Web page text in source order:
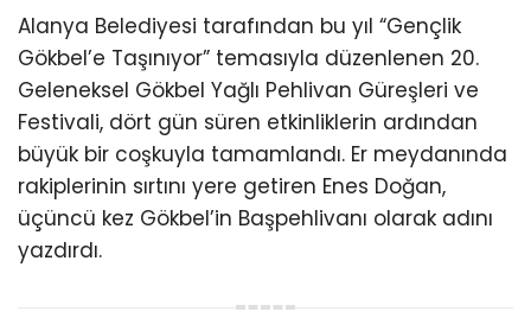
Giriş: 04-08-2026 16:44
Güncelleme: 04-08-2026 16:45
Kaynak: HABER MERKEZI
Alanya Dünya Spor